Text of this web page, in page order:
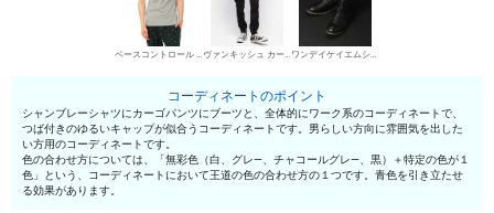
ベースコントロール ヘンリーネックTシャツ ヴァンキッシュ カーゴパンツ ワンデイケイエムシー エンジニア・ペコスブーツ
コーディネートのポイント
シャンブレーシャツにカーゴパンツにブーツと、全体的にワーク系のコーディネートで、
つば付きのゆるいキャップが似合うコーディネートです。男らしい方向に雰囲気を出した
い方用のコーディネートです。
色の合わせ方については、「無彩色（白、グレ—、チャコールグレ—、黒）＋特定の色が１
色」という、コーディネートにおいて王道の色の合わせ方の１つです。青色を引き立たせ
る効果があります。